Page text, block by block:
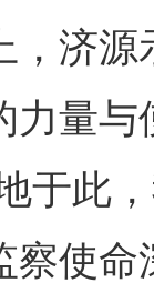
，济
力量
于此
察使